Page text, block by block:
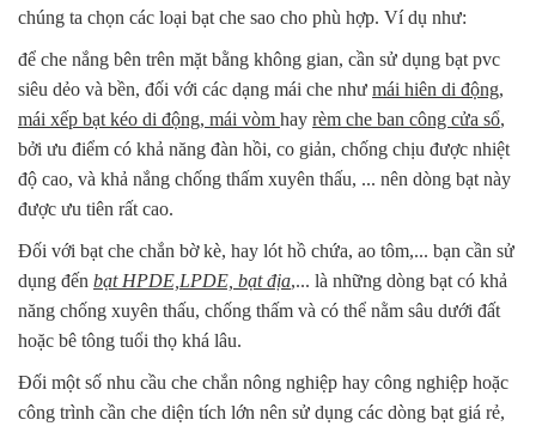
chúng ta chọn các loại bạt che sao cho phù hợp. Ví dụ như:
để che nắng bên trên mặt bằng không gian, cần sử dụng bạt pvc
siêu dẻo và bền, đối với các dạng mái che như mái hiên di động,
mái xếp bạt kéo di động, mái vòm hay rèm che ban công cửa sổ,
bởi ưu điểm có khả năng đàn hồi, co giản, chống chịu được nhiệt
độ cao, và khả nắng chống thấm xuyên thấu, ... nên dòng bạt này
được ưu tiên rất cao.
Đối với bạt che chắn bờ kè, hay lót hồ chứa, ao tôm,... bạn cần sử
dụng đến bạt HPDE,LPDE, bạt địa,... là những dòng bạt có khả
năng chống xuyên thấu, chống thấm và có thể nằm sâu dưới đất
hoặc bê tông tuổi thọ khá lâu.
Đối một số nhu cầu che chắn nông nghiệp hay công nghiệp hoặc
công trình cần che diện tích lớn nên sử dụng các dòng bạt giá rẻ,